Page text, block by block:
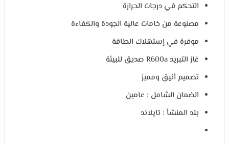
التحكم في درجات الحرارة
مصنوعة من خامات عالية الجودة والكفاءة
موفرة في إستهلاك الطاقة
غاز التبريد R600a صديق للبيئة
تصميم أنيق ومميز
الضمان الشامل : عامين
بلد المنشأ : تايلاند